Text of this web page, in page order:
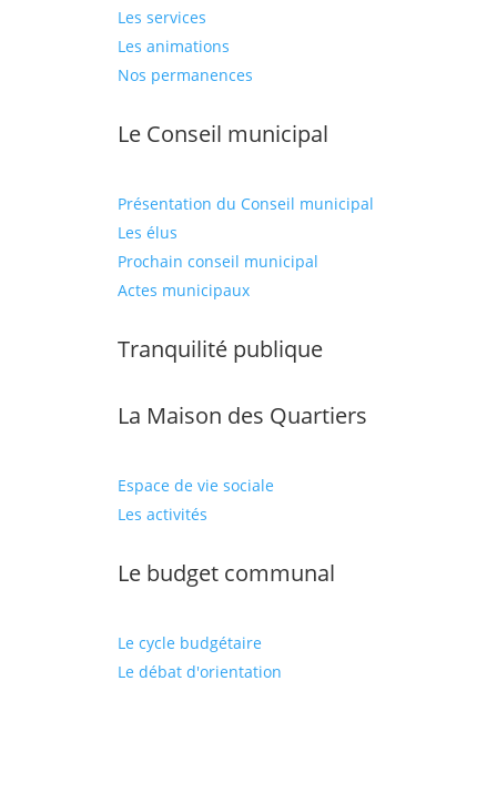
Les services
Les animations
Nos permanences
Le Conseil municipal
Présentation du Conseil municipal
Les élus
Prochain conseil municipal
Actes municipaux
Tranquilité publique
La Maison des Quartiers
Espace de vie sociale
Les activités
Le budget communal
Le cycle budgétaire
Le débat d'orientation